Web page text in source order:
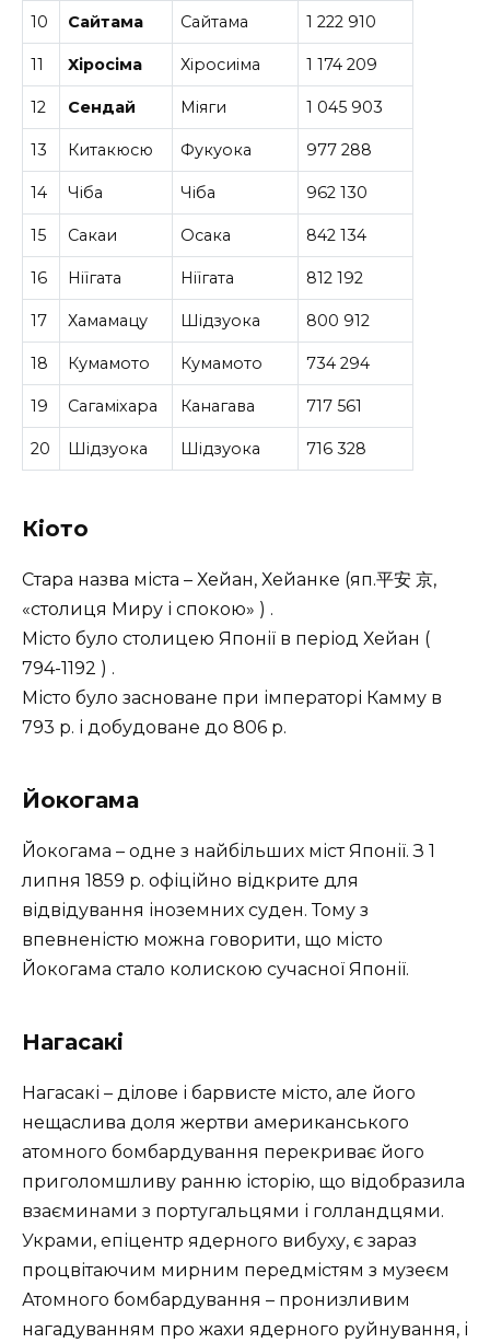
10 Сайтама Сайтама 1 222 910
11 Хіросіма Хіросиіма 1 174 209
12 Сендай Міяги 1 045 903
13 Китакюсю Фукуока 977 288
14 Чіба Чіба 962 130
15 Сакаи Осака 842 134
16 Ніїгата Ніїгата 812 192
17 Хамамацу Шідзуока 800 912
18 Кумамото Кумамото 734 294
19 Сагаміхара Канагава 717 561
20 Шідзуока Шідзуока 716 328
Кіото
Стара назва міста – Хейан, Хейанке (яп.平安 京,
«столиця Миру і спокою» ) .
Місто було столицею Японії в період Хейан (
794-1192 ) .
Місто було засноване при імператорі Камму в
793 р. і добудоване до 806 р.
Йокогама
Йокогама – одне з найбільших міст Японії. З 1
липня 1859 р. офіційно відкрите для
відвідування іноземних суден. Тому з
впевненістю можна говорити, що місто
Йокогама стало колискою сучасної Японії.
Нагасакі
Нагасакі – ділове і барвисте місто, але його
нещаслива доля жертви американського
атомного бомбардування перекриває його
приголомшливу ранню історію, що відобразила
взаєминами з португальцями і голландцями.
Украми, епіцентр ядерного вибуху, є зараз
процвітаючим мирним передмістям з музеєм
Атомного бомбардування – пронизливим
нагадуванням про жахи ядерного руйнування, і